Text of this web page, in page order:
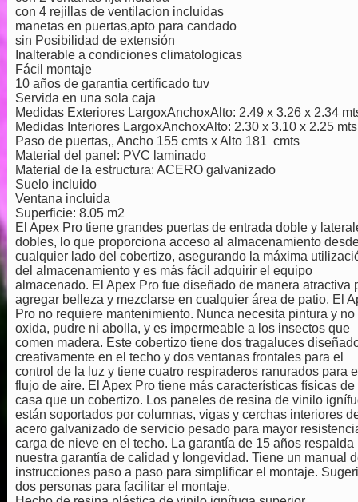
con 4 rejillas de ventilacion incluidas
manetas en puertas,apto para candado
sin Posibilidad de extensión
Inalterable a condiciones climatologicas
Fácil montaje
10 años de garantia certificado tuv
Servida en una sola caja
Medidas Exteriores LargoxAnchoxAlto: 2.49 x 3.26 x 2.34
Medidas Interiores LargoxAnchoxAlto: 2.30 x 3.10 x 2.25 mts
Paso de puertas,, Ancho 155 cmts x Alto 181 cmts
Material del panel: PVC laminado
Material de la estructura: ACERO galvanizado
Suelo incluido
Ventana incluida
Superficie: 8.05 m2
El Apex Pro tiene grandes puertas de entrada doble y
dobles, lo que proporciona acceso al almacenamiento
cualquier lado del cobertizo, asegurando la máxima
del almacenamiento y es más fácil adquirir el equipo
almacenado. El Apex Pro fue diseñado de manera atractiva
agregar belleza y mezclarse en cualquier área de patio. El
Pro no requiere mantenimiento. Nunca necesita pintura y no
oxida, pudre ni abolla, y es impermeable a los insectos que
comen madera. Este cobertizo tiene dos tragaluces
creativamente en el techo y dos ventanas frontales para el
control de la luz y tiene cuatro respiraderos ranurados para
flujo de aire. El Apex Pro tiene más características físicas de
casa que un cobertizo. Los paneles de resina de vinilo
están soportados por columnas, vigas y cerchas interiores
acero galvanizado de servicio pesado para mayor
carga de nieve en el techo. La garantía de 15 años respalda
nuestra garantía de calidad y longevidad. Tiene un manual
instrucciones paso a paso para simplificar el montaje.
dos personas para facilitar el montaje.